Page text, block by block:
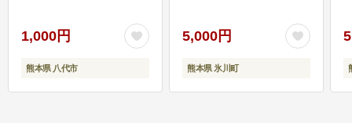
1,000円
熊本県 八代市
5,000円
熊本県 氷川町